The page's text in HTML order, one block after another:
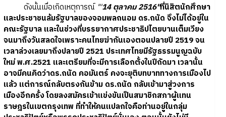
ดังนั้นเมื่อเกิดเหตุการณ์ "'14 ตุลาคม 2516"ที่นิสิตนักศึกษา
และประชาชนล้มรัฐบาลของจอมพลถนอม ดร.ถนัด จึงไม่ได้อยู่ใน
คณะรัฐบาล และในช่วงที่บรรยากาศประชาธิปไตยบานเต็มเวียง
จนมาถึงวันสลดใจเพราะคนไทยฆ่ากันเองตอนปลายปี 2519 จน
เวลาล่วงเลยมาถึงปลายปี 2521 ประเทศไทยมีรัฐธรรมนูญฉบับ
ใหม่ พ.ศ.2521 และเตรียมที่จะมีการเลือกตั้งในปีถัดมา เวลานั้น
อาจมีคนคิดว่าดร.ถนัด คอมันตร์ คงจะยุติบทบาททางการเมืองไป
แล้ว แต่การณ์กลับตรงกันข้าม ดร.ถนัด กลับเข้ามาสู่วงการ
เมืองอีกครั้ง โดยลงสมัครเข้าแข่งขันเป็นสมาชิกสภาผู้แทน
ราษฎรในเขตกรุงเทพ ที่ทำให้คนแปลกใจคือท่านอยู่ในกลุ่ม